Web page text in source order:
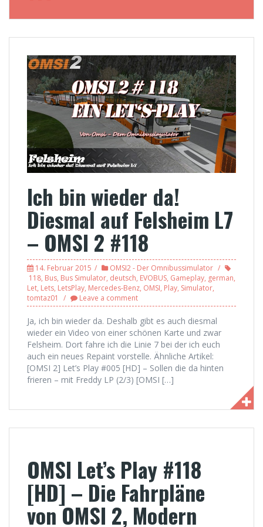
Ich bin wieder da!
Diesmal auf Felsheim L7
– OMSI 2 #118
14. Februar 2015
OMSI2 - Der Omnibussimulator
118, Bus, Bus Simulator, deutsch, EVOBUS, Gameplay, german,
Let, Lets, LetsPlay, Mercedes-Benz, OMSI, Play, Simulator,
tomtaz01
Leave a comment
Ja, ich bin wieder da. Deshalb gibt es auch diesmal
wieder ein Video von einer schönen Karte und zwar
Felsheim. Dort fahre ich die Linie 7 bei der ich euch
auch ein neues Repaint vorstelle. Ähnliche Artikel:
[OMSI 2] Let’s Play #005 [HD] – Sollen die da hinten
frieren – mit Freddy LP (2/3) [OMSI […]
OMSI Let’s Play #118
[HD] – Die Fahrpläne
von OMSI 2, Modern